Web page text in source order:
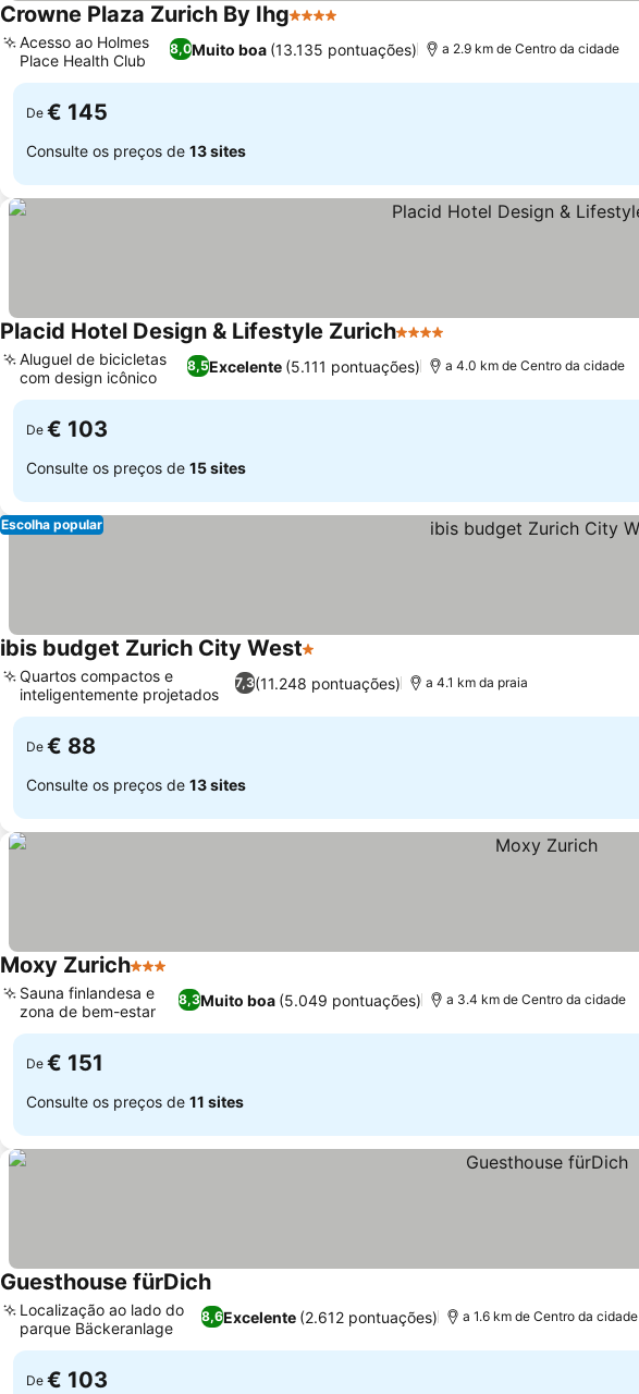
Crowne Plaza Zurich By Ihg4 Estrelas
8,0Muito boa (13.135 pontuações)
Acesso ao Holmes
Place Health Club
a 2.9 km de Centro da cidade
De € 145
Consulte os preços de 13 sites
Placid Hotel Design & Lifestyle Zurich4 Estrelas
8,5Excelente (5.111 pontuações)
Aluguel de bicicletas
com design icônico
a 4.0 km de Centro da cidade
De € 103
Consulte os preços de 15 sites
Escolha popular
ibis budget Zurich City West1 Estrelas
7,3(11.248 pontuações)
Quartos compactos e
inteligentemente projetados
a 4.1 km da praia
De € 88
Consulte os preços de 13 sites
Moxy Zurich3 Estrelas
8,3Muito boa (5.049 pontuações)
Sauna finlandesa e
zona de bem-estar
a 3.4 km de Centro da cidade
De € 151
Consulte os preços de 11 sites
Guesthouse fürDich
8,6Excelente (2.612 pontuações)
Localização ao lado do
parque Bäckeranlage
a 1.6 km de Centro da cidade
De € 103